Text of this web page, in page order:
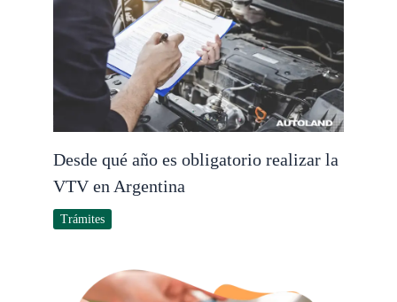
Desde qué año es obligatorio realizar la
VTV en Argentina
Trámites